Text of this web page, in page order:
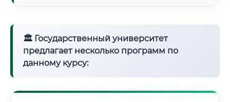
🏛 Государственный университет
предлагает несколько программ по
данному курсу: